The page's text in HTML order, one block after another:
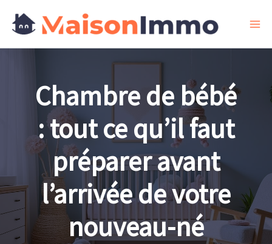
Chambre de bébé
: tout ce qu’il faut
préparer avant
l’arrivée de votre
nouveau-né